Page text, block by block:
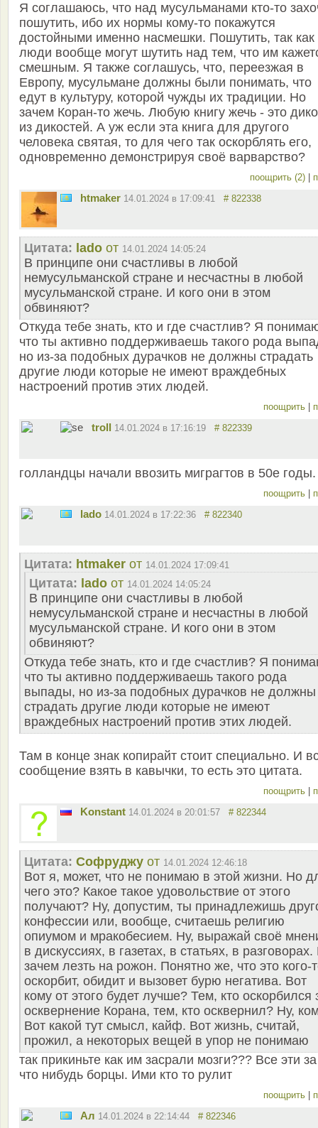
Я соглашаюсь, что над мусульманами кто-то
пошутить, ибо их нормы кому-то покажутся
достойными именно насмешки. Пошутить, так как
люди вообще могут шутить над тем, что им
смешным. Я также соглашусь, что, переезжая в
Европу, мусульмане должны были понимать, что
едут в культуру, которой чужды их традиции. Но
зачем Коран-то жечь. Любую книгу жечь - это
из дикостей. А уж если эта книга для другого
человека святая, то для чего так оскорблять его,
одновременно демонстрируя своё варварство?
поощрить (2)
htmaker 14.01.2024 в 17:09:41 # 822338
Цитата: lado от 14.01.2024 14:05:24
В принципе они счастливы в любой
немусульманской стране и несчастны в любой
мусульманской стране. И кого они в этом
обвиняют?
Откуда тебе знать, кто и где счастлив? Я
что ты активно поддерживаешь такого рода
но из-за подобных дурачков не должны страдать
другие люди которые не имеют враждебных
настроений против этих людей.
поощрить
troll 14.01.2024 в 17:16:19 # 822339
голландцы начали ввозить миграгтов в 50е годы.
поощрить
lado 14.01.2024 в 17:22:36 # 822340
Цитата: htmaker от 14.01.2024 17:09:41
Цитата: lado от 14.01.2024 14:05:24
В принципе они счастливы в любой
немусульманской стране и несчастны в любой
мусульманской стране. И кого они в этом
обвиняют?
Откуда тебе знать, кто и где счастлив? Я
что ты активно поддерживаешь такого рода
выпады, но из-за подобных дурачков не должны
страдать другие люди которые не имеют
враждебных настроений против этих людей.
Там в конце знак копирайт стоит специально. И
сообщение взять в кавычки, то есть это цитата.
поощрить
Konstant 14.01.2024 в 20:01:57 # 822344
Цитата: Софруджу от 14.01.2024 12:46:18
Вот я, может, что не понимаю в этой жизни. Но
чего это? Какое такое удовольствие от этого
получают? Ну, допустим, ты принадлежишь
конфессии или, вообще, считаешь религию
опиумом и мракобесием. Ну, выражай своё
в дискуссиях, в газетах, в статьях, в
зачем лезть на рожон. Понятно же, что это кого-
оскорбит, обидит и вызовет бурю негатива. Вот
кому от этого будет лучше? Тем, кто оскорбился
осквернение Корана, тем, кто осквернил? Ну,
Вот какой тут смысл, кайф. Вот жизнь, считай,
прожил, а некоторых вещей в упор не понимаю
так прикиньте как им засрали мозги??? Все эти за
что нибудь борцы. Ими кто то рулит
поощрить
Ал 14.01.2024 в 22:14:44 # 822346